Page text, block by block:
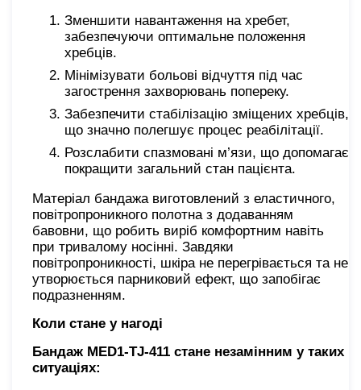
Зменшити навантаження на хребет,
забезпечуючи оптимальне положення
хребців.
Мінімізувати больові відчуття під час
загострення захворювань попереку.
Забезпечити стабілізацію зміщених хребців,
що значно полегшує процес реабілітації.
Розслабити спазмовані м’язи, що допомагає
покращити загальний стан пацієнта.
Матеріал бандажа виготовлений з еластичного,
повітропроникного полотна з додаванням
бавовни, що робить виріб комфортним навіть
при тривалому носінні. Завдяки
повітропроникності, шкіра не перегрівається та не
утворюється парниковий ефект, що запобігає
подразненням.
Коли стане у нагоді
Бандаж MED1-TJ-411 стане незамінним у таких
ситуаціях: